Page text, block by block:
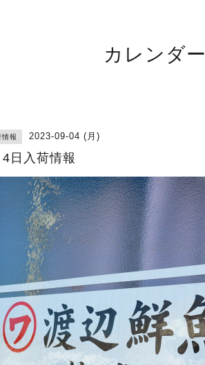
カレンダー
情報 2023-09-04 (月)
日入荷情報